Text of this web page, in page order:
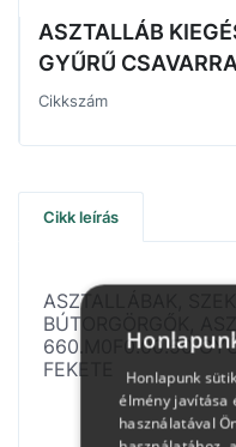
ASZTALLÁB
GYŰRŰ
Cikkszám
Cikk leírás
ASZTALLÁBAK,
BÚTORGÖRGŐK,
660.M0F0.00.50
FEKETE
Honlapunk
élmény javítása
használatával